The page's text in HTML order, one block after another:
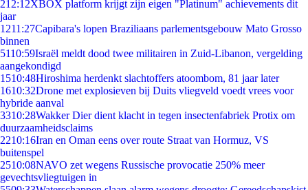
212:12XBOX platform krijgt zijn eigen "Platinum" achievements dit
jaar
1211:27Capibara's lopen Braziliaans parlementsgebouw Mato Grosso
binnen
5110:59Israël meldt dood twee militairen in Zuid-Libanon, vergelding
aangekondigd
1510:48Hiroshima herdenkt slachtoffers atoombom, 81 jaar later
1610:32Drone met explosieven bij Duits vliegveld voedt vrees voor
hybride aanval
3310:28Wakker Dier dient klacht in tegen insectenfabriek Protix om
duurzaamheidsclaims
2210:16Iran en Oman eens over route Straat van Hormuz, VS
buitenspel
2510:08NAVO zet wegens Russische provocatie 250% meer
gevechtsvliegtuigen in